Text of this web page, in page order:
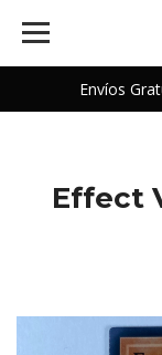
Envíos
Effect